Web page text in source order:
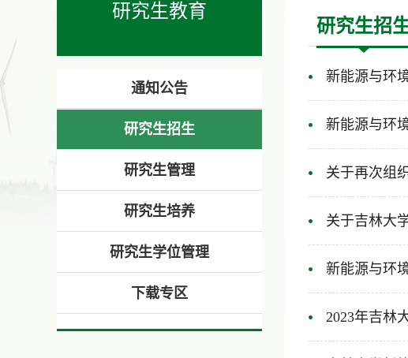
研究生教育
通知公告
研究生招生
研究生管理
研究生培养
研究生学位管理
下载专区
研究生招
新能源与环
新能源与环
关于再次组
关于吉林大
新能源与环
2023年吉林